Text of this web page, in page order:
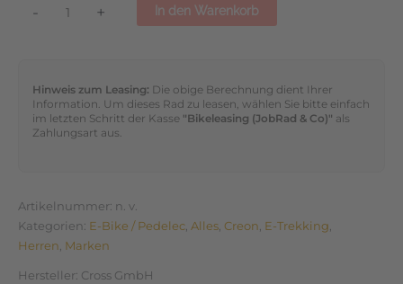
- + In den Warenkorb
Hinweis zum Leasing: Die obige Berechnung dient Ihrer
Information. Um dieses Rad zu leasen, wählen Sie bitte einfach
im letzten Schritt der Kasse "Bikeleasing (JobRad & Co)" als
Zahlungsart aus.
Artikelnummer: n. v.
Kategorien: E-Bike / Pedelec, Alles, Creon, E-Trekking,
Herren, Marken
Hersteller: Cross GmbH